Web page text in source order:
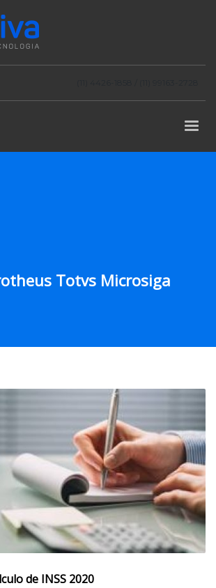
Totvs Microsiga
de INSS 2020